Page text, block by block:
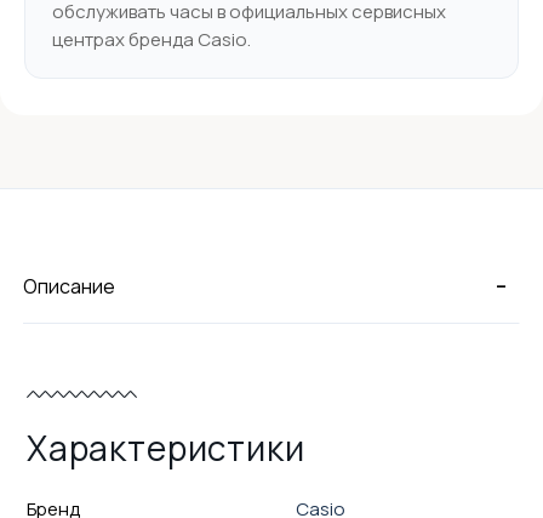
обслуживать часы в официальных сервисных
центрах бренда Casio.
-
Описание
Характеристики
Бренд
Casio